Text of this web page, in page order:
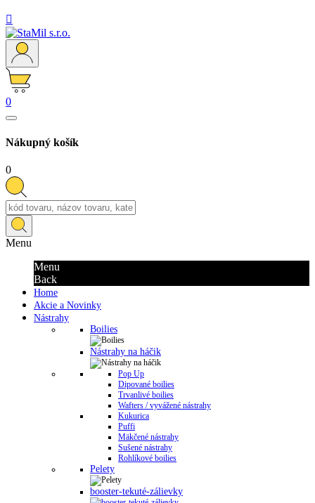

0
Nákupný košík
0
Menu
Menu
Back
Home
Akcie a Novinky
Nástrahy
Boilies
Nástrahy na háčik
Pop Up
Dipované boilies
Trvanlivé boilies
Wafters / vyvážené nástrahy
Kukurica
Puffi
Mäkčené nástrahy
Sušené nástrahy
Rohlíkové boilies
Pelety
booster-tekuté-zálievky